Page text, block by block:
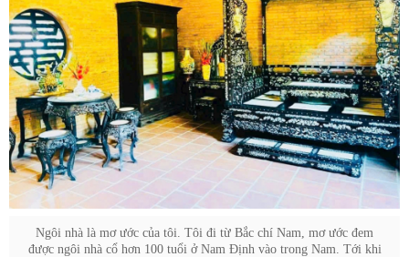
Ngôi nhà là mơ ước của tôi. Tôi đi từ Bắc chí Nam, mơ ước đem
được ngôi nhà cổ hơn 100 tuổi ở Nam Định vào trong Nam. Tới khi